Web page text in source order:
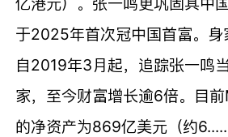
于2025年首次冠中国首富。
自2019年3月起，追踪张一鸣
家，至今财富增长逾6倍。目
的净资产为869亿美元（约